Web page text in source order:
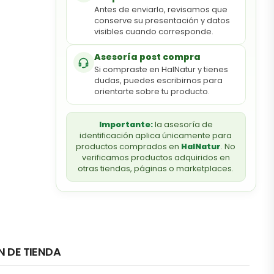
Antes de enviarlo, revisamos que
conserve su presentación y datos
visibles cuando corresponde.
Asesoría post compra
Si compraste en HalNatur y tienes
dudas, puedes escribirnos para
orientarte sobre tu producto.
Importante:la asesoría de
identificación aplica únicamente para
productos comprados en HalNatur. No
verificamos productos adquiridos en
otras tiendas, páginas o marketplaces.
DE TIENDA